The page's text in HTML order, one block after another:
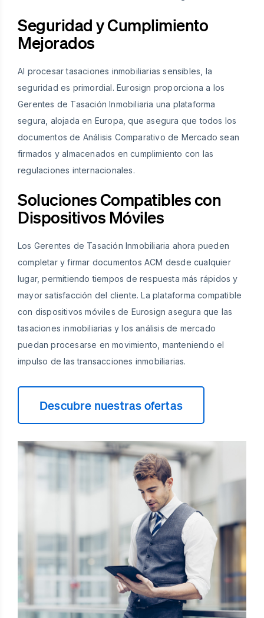
Seguridad y Cumplimiento
Mejorados
Al procesar tasaciones inmobiliarias sensibles, la
seguridad es primordial. Eurosign proporciona a los
Gerentes de Tasación Inmobiliaria una plataforma
segura, alojada en Europa, que asegura que todos los
documentos de Análisis Comparativo de Mercado sean
firmados y almacenados en cumplimiento con las
regulaciones internacionales.
Soluciones Compatibles con
Dispositivos Móviles
Los Gerentes de Tasación Inmobiliaria ahora pueden
completar y firmar documentos ACM desde cualquier
lugar, permitiendo tiempos de respuesta más rápidos y
mayor satisfacción del cliente. La plataforma compatible
con dispositivos móviles de Eurosign asegura que las
tasaciones inmobiliarias y los análisis de mercado
puedan procesarse en movimiento, manteniendo el
impulso de las transacciones inmobiliarias.
Descubre nuestras ofertas